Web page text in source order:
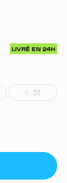
LIVRÉ EN 24H
L